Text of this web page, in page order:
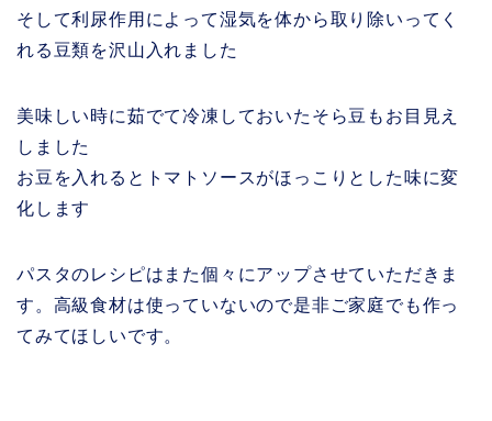
そして利尿作用によって湿気を体から取り除いってく
れる豆類を沢山入れました
美味しい時に茹でて冷凍しておいたそら豆もお目見え
しました
お豆を入れるとトマトソースがほっこりとした味に変
化します
パスタのレシピはまた個々にアップさせていただきま
す。高級食材は使っていないので是非ご家庭でも作っ
てみてほしいです。